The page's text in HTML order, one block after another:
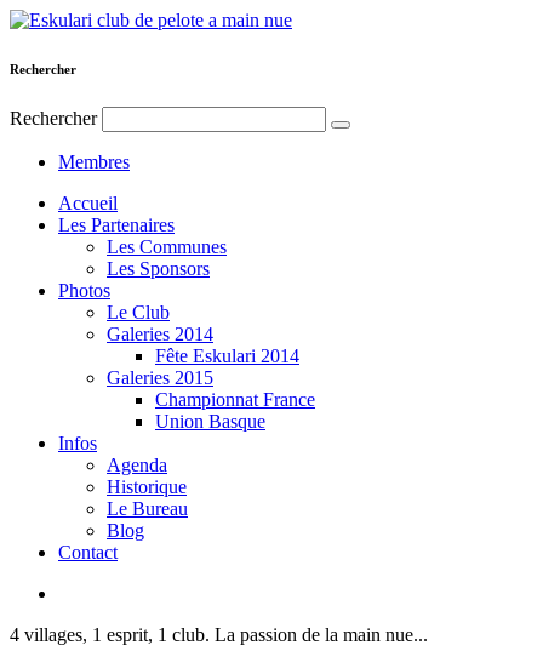
Rechercher
Rechercher
Membres
Accueil
Les Partenaires
Les Communes
Les Sponsors
Photos
Le Club
Galeries 2014
Fête Eskulari 2014
Galeries 2015
Championnat France
Union Basque
Infos
Agenda
Historique
Le Bureau
Blog
Contact
4 villages, 1 esprit, 1 club. La passion de la main nue...